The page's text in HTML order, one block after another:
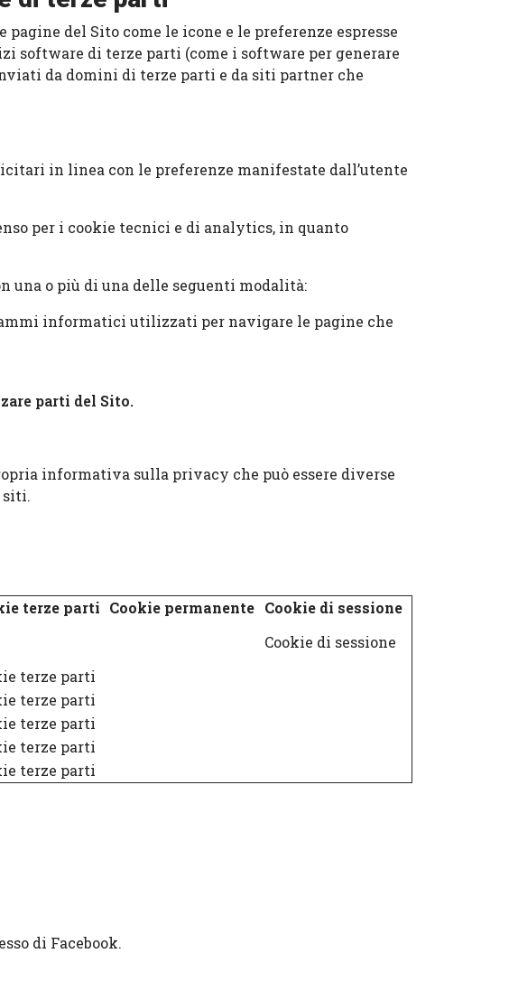
del Sito come le icone e le preferenze espresse
software di terze parti (come i software per generare
da domini di terze parti e da siti partner che
in linea con le preferenze manifestate dall’utente
per i cookie tecnici e di analytics, in quanto
una o più di una delle seguenti modalità:
informatici utilizzati per navigare le pagine che
parti del Sito.
informativa sulla privacy che può essere diverse
siti.
terze parti Cookie permanente Cookie di sessione
Cookie di sessione
terze parti
terze parti
terze parti
terze parti
terze parti
di Facebook.